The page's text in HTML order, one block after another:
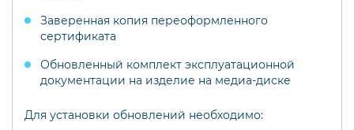
Заверенная копия переоформленного
сертификата
Обновленный комплект эксплуатационной
документации на изделие на медиа-диске
Для установки обновлений необходимо: